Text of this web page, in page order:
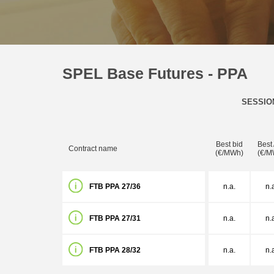
SPEL Base Futures - PPA
Contract name
Best bid
(€/MWh)
Best
(€/
FTB PPA 27/36 n.a.
FTB PPA 27/31 n.a.
FTB PPA 28/32 n.a.